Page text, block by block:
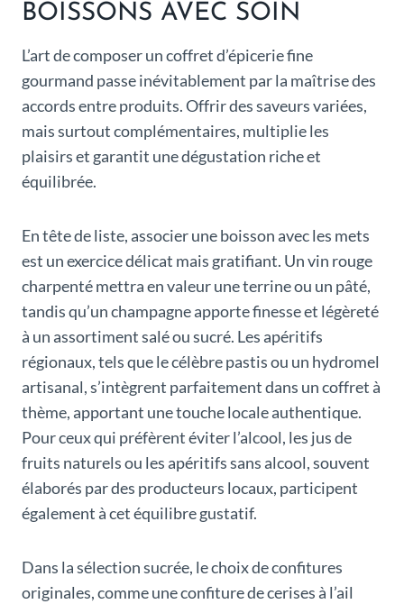
BOISSONS AVEC SOIN
L’art de composer un coffret d’épicerie fine
gourmand passe inévitablement par la maîtrise des
accords entre produits. Offrir des saveurs variées,
mais surtout complémentaires, multiplie les
plaisirs et garantit une dégustation riche et
équilibrée.
En tête de liste, associer une boisson avec les mets
est un exercice délicat mais gratifiant. Un vin rouge
charpenté mettra en valeur une terrine ou un pâté,
tandis qu’un champagne apporte finesse et légèreté
à un assortiment salé ou sucré. Les apéritifs
régionaux, tels que le célèbre pastis ou un hydromel
artisanal, s’intègrent parfaitement dans un coffret à
thème, apportant une touche locale authentique.
Pour ceux qui préfèrent éviter l’alcool, les jus de
fruits naturels ou les apéritifs sans alcool, souvent
élaborés par des producteurs locaux, participent
également à cet équilibre gustatif.
Dans la sélection sucrée, le choix de confitures
originales, comme une confiture de cerises à l’ail